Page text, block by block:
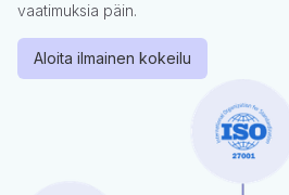
vaatimuksia päin.
Aloita ilmainen kokeilu